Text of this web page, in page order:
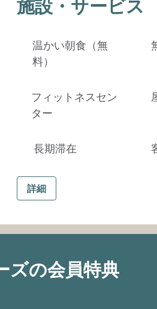
施設・サービス
温かい朝食（無
料）
フィットネスセン
ター
長期滞在
詳細
ズの会員特典